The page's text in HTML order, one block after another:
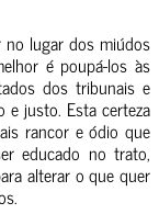
no lugar dos miúdos
é poupá-los às
dos tribunais e
e justo. Esta certeza
rancor e ódio que
educado no trato,
alterar o que quer